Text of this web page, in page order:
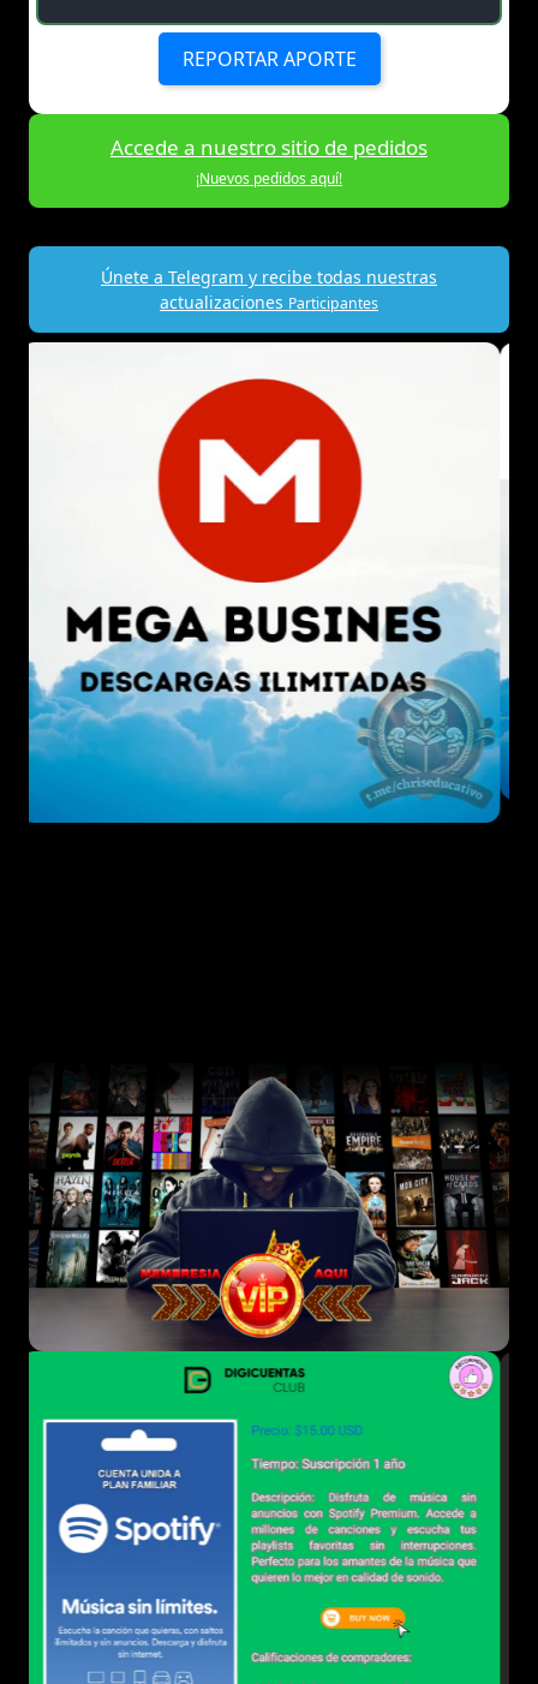
REPORTAR APORTE
Accede a nuestro sitio de pedidos
¡Nuevos pedidos aquí!
Únete a Telegram y recibe todas nuestras
actualizaciones Participantes